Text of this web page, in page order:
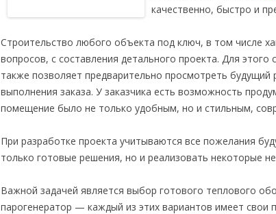
качественно, быстро и
Строительство любого объекта под ключ, в том числе
вопросов, с составления детального проекта. Для
также позволяет предварительно просмотреть
выполнения заказа. У заказчика есть возможность
помещение было не только удобным, но и стильным,
При разработке проекта учитываются все пожелания
только готовые решения, но и реализовать некоторые
Важной задачей является выбор готового теплового
парогенератор — каждый из этих вариантов имеет